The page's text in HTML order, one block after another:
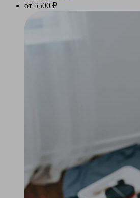
от 5500 ₽